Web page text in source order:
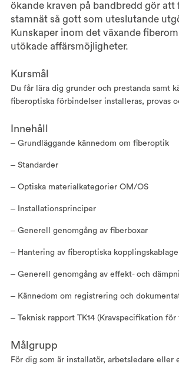
ökande kraven på bandbredd gör att
stamnät så gott som uteslutande
Kunskaper inom det växande
utökade affärsmöjligheter.
Kursmål
Du får lära dig grunder och prestanda samt
fiberoptiska förbindelser installeras, provas
Innehåll
‒ Grundläggande kännedom om fiberoptik
‒ Standarder
‒ Optiska materialkategorier OM/OS
‒ Installationsprinciper
‒ Generell genomgång av fiberboxar
‒ Hantering av fiberoptiska kopplingskablage
‒ Generell genomgång av effekt- och
‒ Kännedom om registrering och
‒ Teknisk rapport TK14 (Kravspecifikation
Målgrupp
För dig som är installatör, arbetsledare eller